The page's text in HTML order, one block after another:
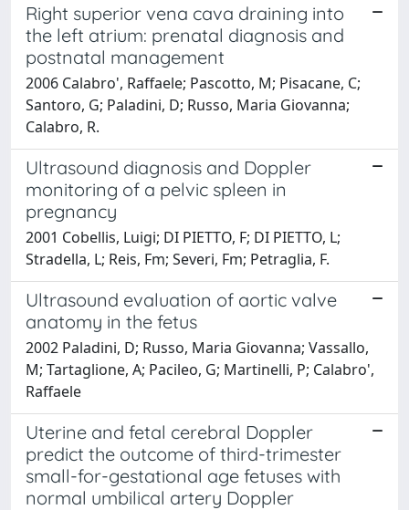
Right superior vena cava draining into
the left atrium: prenatal diagnosis and
postnatal management
2006 Calabro', Raffaele; Pascotto, M; Pisacane, C;
Santoro, G; Paladini, D; Russo, Maria Giovanna;
Calabro, R.
Ultrasound diagnosis and Doppler
monitoring of a pelvic spleen in
pregnancy
2001 Cobellis, Luigi; DI PIETTO, F; DI PIETTO, L;
Stradella, L; Reis, Fm; Severi, Fm; Petraglia, F.
Ultrasound evaluation of aortic valve
anatomy in the fetus
2002 Paladini, D; Russo, Maria Giovanna; Vassallo,
M; Tartaglione, A; Pacileo, G; Martinelli, P; Calabro',
Raffaele
Uterine and fetal cerebral Doppler
predict the outcome of third-trimester
small-for-gestational age fetuses with
normal umbilical artery Doppler